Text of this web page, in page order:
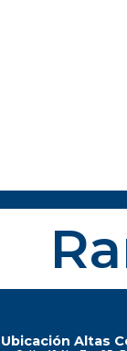
Ubicación Altas